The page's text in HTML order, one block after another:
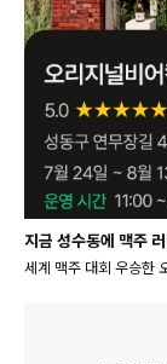
지금 성수동에 맥주
세계 맥주 대회 우승한